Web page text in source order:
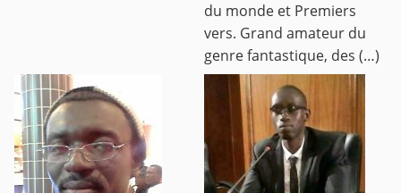
du monde et Premiers
vers. Grand amateur du
genre fantastique, des (…)